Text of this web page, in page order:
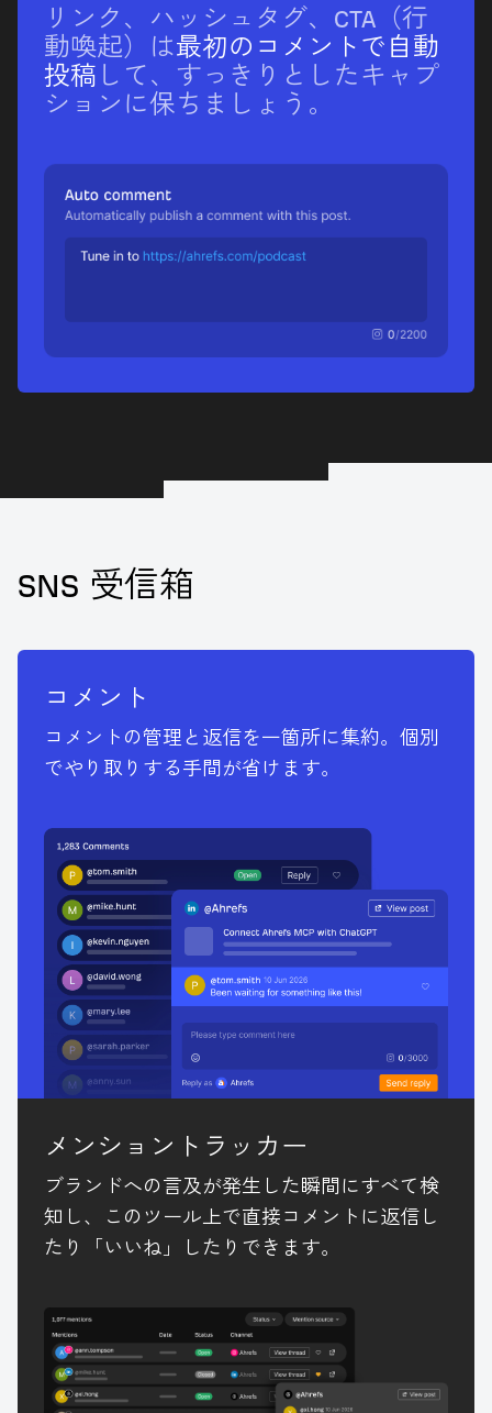
リンク、ハッシュタグ、CTA（行
動喚起）は最初のコメントで自動
投稿 して、すっきりとしたキャプ
ションに保ちましょう。
SNS 受信箱
コメント
コメントの管理と返信を一箇所に集約。個別
でやり取りする手間が省けます。
メンショントラッカー
ブランドへの言及が発生した瞬間にすべて検
知し、このツール上で直接コメントに返信し
たり「いいね」したりできます。